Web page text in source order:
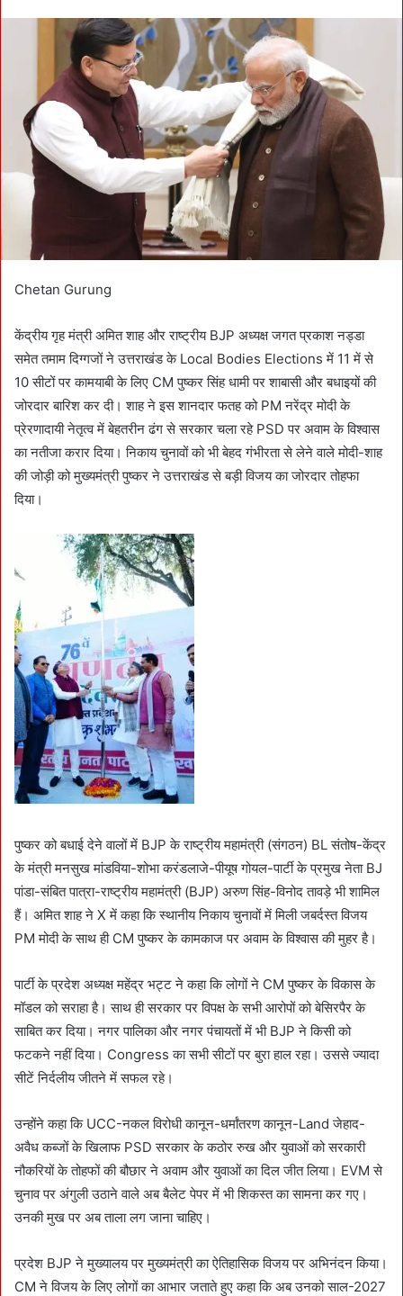
a
n
e
m
a
l
Chetan Gurung
केंद्रीय गृह मंत्री अमित शाह और राष्ट्रीय BJP अध्यक्ष जगत प्रकाश नड्डा
समेत तमाम दिग्गजों ने उत्तराखंड के Local Bodies Elections में 11 में से
10 सीटों पर कामयाबी के लिए CM पुष्कर सिंह धामी पर शाबासी और बधाइयों की
जोरदार बारिश कर दी। शाह ने इस शानदार फतह को PM नरेंद्र मोदी के
प्रेरणादायी नेतृत्व में बेहतरीन ढंग से सरकार चला रहे PSD पर अवाम के विश्वास
का नतीजा करार दिया। निकाय चुनावों को भी बेहद गंभीरता से लेने वाले मोदी-शाह
की जोड़ी को मुख्यमंत्री पुष्कर ने उत्तराखंड से बड़ी विजय का जोरदार तोहफा
दिया।
पुष्कर को बधाई देने वालों में BJP के राष्ट्रीय महामंत्री (संगठन) BL संतोष-केंद्र
के मंत्री मनसुख मांडविया-शोभा करंडलाजे-पीयूष गोयल-पार्टी के प्रमुख नेता BJ
पांडा-संबित पात्रा-राष्ट्रीय महामंत्री (BJP) अरुण सिंह-विनोद तावड़े भी शामिल
हैं। अमित शाह ने X में कहा कि स्थानीय निकाय चुनावों में मिली जबर्दस्त विजय
PM मोदी के साथ ही CM पुष्कर के कामकाज पर अवाम के विश्वास की मुहर है।
पार्टी के प्रदेश अध्यक्ष महेंद्र भट्ट ने कहा कि लोगों ने CM पुष्कर के विकास के
मॉडल को सराहा है। साथ ही सरकार पर विपक्ष के सभी आरोपों को बेसिरपैर के
साबित कर दिया। नगर पालिका और नगर पंचायतों में भी BJP ने किसी को
फटकने नहीं दिया। Congress का सभी सीटों पर बुरा हाल रहा। उससे ज्यादा
सीटें निर्दलीय जीतने में सफल रहे।
उन्होंने कहा कि UCC-नकल विरोधी कानून-धर्मांतरण कानून-Land जेहाद-
अवैध कब्जों के खिलाफ PSD सरकार के कठोर रुख और युवाओं को सरकारी
नौकरियों के तोहफों की बौछार ने अवाम और युवाओं का दिल जीत लिया। EVM से
चुनाव पर अंगुली उठाने वाले अब बैलेट पेपर में भी शिकस्त का सामना कर गए।
उनकी मुख पर अब ताला लग जाना चाहिए।
प्रदेश BJP ने मुख्यालय पर मुख्यमंत्री का ऐतिहासिक विजय पर अभिनंदन किया।
CM ने विजय के लिए लोगों का आभार जताते हुए कहा कि अब उनको साल-2027